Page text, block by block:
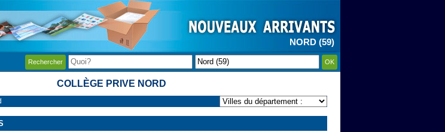
NORD (59)
Rechercher OK
COLLÈGE PRIVE NORD